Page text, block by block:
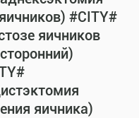
#CITY#
яичников
яичника)